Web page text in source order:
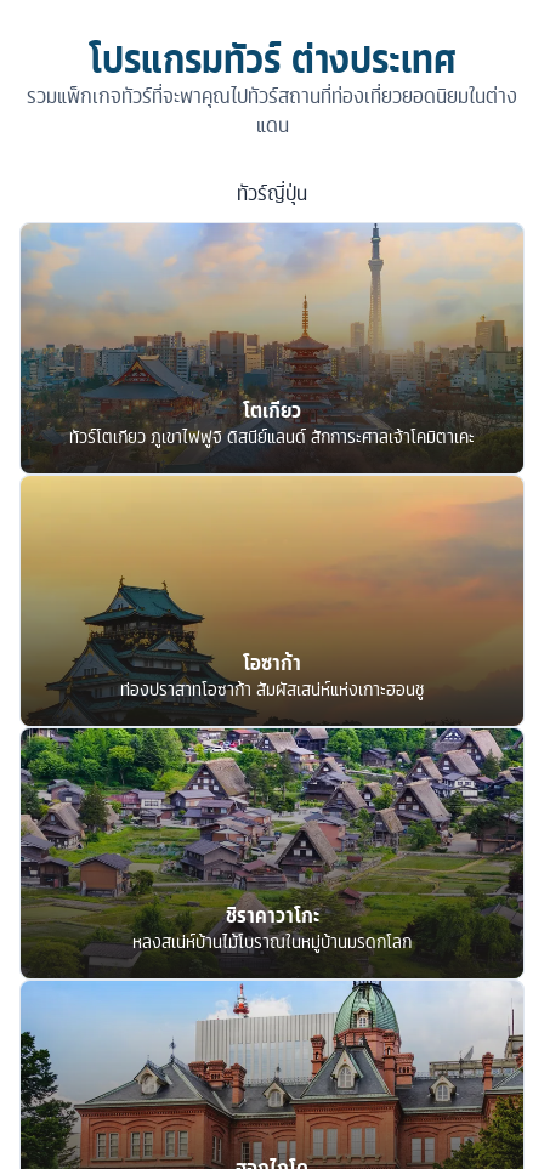
โปรแกรมทัวร์ ต่างประเทศ
รวมแพ็กเกจทัวร์ที่จะพาคุณไปทัวร์สถานที่ท่องเที่ยวยอดนิยมในต่าง
แดน
ทัวร์ญี่ปุ่น
โตเกียว
ทัวร์โตเกียว ภูเขาไฟฟูจิ ดิสนีย์แลนด์ สักการะศาลเจ้าโคมิตาเคะ
โอซาก้า
ท่องปราสาทโอซาก้า สัมผัสเสน่ห์แห่งเกาะฮอนชู
ชิราคาวาโกะ
หลงสเน่ห์บ้านไม้โบราณในหมู่บ้านมรดกโลก